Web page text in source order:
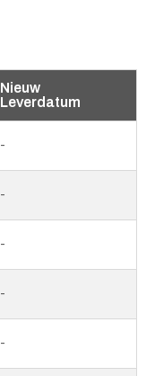
Nieuw
Leverdatum
-
-
-
-
-